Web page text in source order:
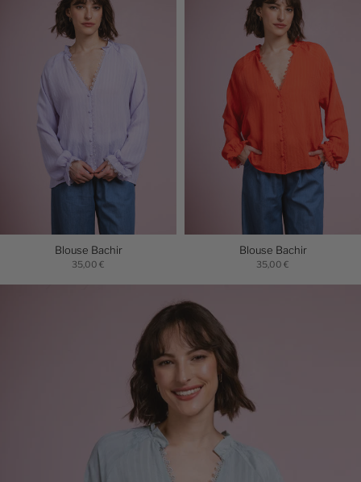
Blouse Bachir
35,00 €
Blouse Bachir
35,00 €